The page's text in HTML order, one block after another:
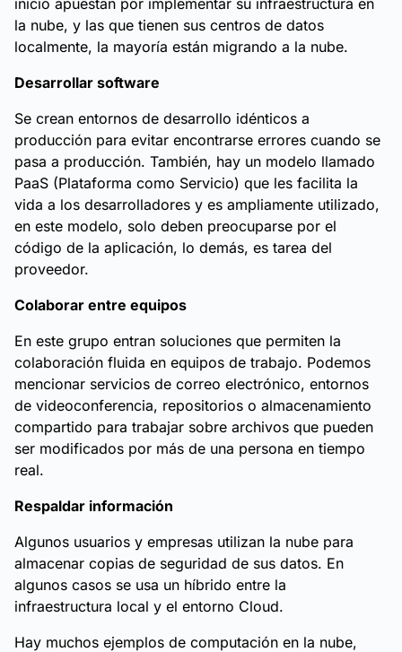
inicio apuestan por implementar su infraestructura en
la nube, y las que tienen sus centros de datos
localmente, la mayoría están migrando a la nube.
Desarrollar software
Se crean entornos de desarrollo idénticos a
producción para evitar encontrarse errores cuando se
pasa a producción. También, hay un modelo llamado
PaaS (Plataforma como Servicio) que les facilita la
vida a los desarrolladores y es ampliamente utilizado,
en este modelo, solo deben preocuparse por el
código de la aplicación, lo demás, es tarea del
proveedor.
Colaborar entre equipos
En este grupo entran soluciones que permiten la
colaboración fluida en equipos de trabajo. Podemos
mencionar servicios de correo electrónico, entornos
de videoconferencia, repositorios o almacenamiento
compartido para trabajar sobre archivos que pueden
ser modificados por más de una persona en tiempo
real.
Respaldar información
Algunos usuarios y empresas utilizan la nube para
almacenar copias de seguridad de sus datos. En
algunos casos se usa un híbrido entre la
infraestructura local y el entorno Cloud.
Hay muchos ejemplos de computación en la nube,